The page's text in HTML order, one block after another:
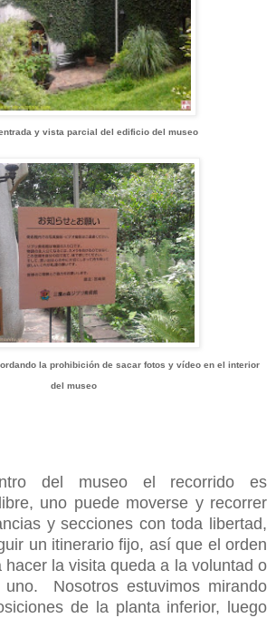
y vista parcial del edificio del museo
la prohibición de sacar fotos y vídeo en el interior
del museo
del museo el recorrido es
uno puede moverse y recorrer
y secciones con toda libertad,
un itinerario fijo, así que el orden
hacer la visita queda a la voluntad o
Nosotros estuvimos mirando
de la planta inferior, luego